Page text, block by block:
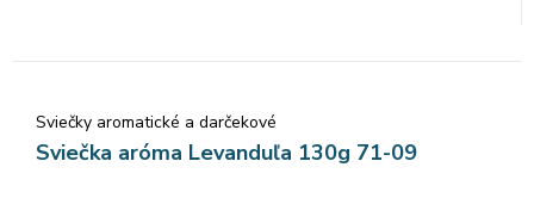
Sviečky aromatické a darčekové
Sviečka aróma Levanduľa 130g 71-09